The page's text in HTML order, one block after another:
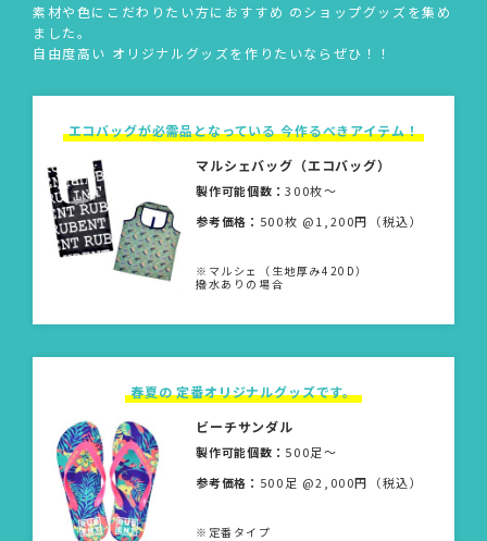
素材や色にこだわりたい方におすすめ のショップグッズを集め
ました。
自由度高い オリジナルグッズを作りたいならぜひ！！
エコバッグが必需品となっている 今作るべきアイテム！
マルシェバッグ（エコバッグ）
製作可能個数：300枚〜
参考価格： 500枚 @1,200円（税込）
※マルシェ（生地厚み420D）
撥水ありの場合
春夏の 定番オリジナルグッズです。
ビーチサンダル
製作可能個数： 500足〜
参考価格： 500足 @2,000円（税込）
※定番タイプ